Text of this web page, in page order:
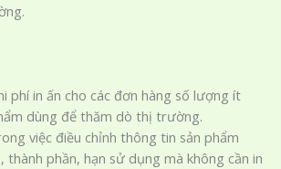
phí in ấn cho các đơn hàng số lượng ít
dùng để thăm dò thị trường.
việc điều chỉnh thông tin sản phẩm
thành phần, hạn sử dụng mà không cần in